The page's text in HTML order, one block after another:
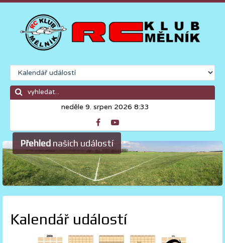
neděle 9. srpen 2026 8:33
Přehled našich událostí
Kalendář událostí